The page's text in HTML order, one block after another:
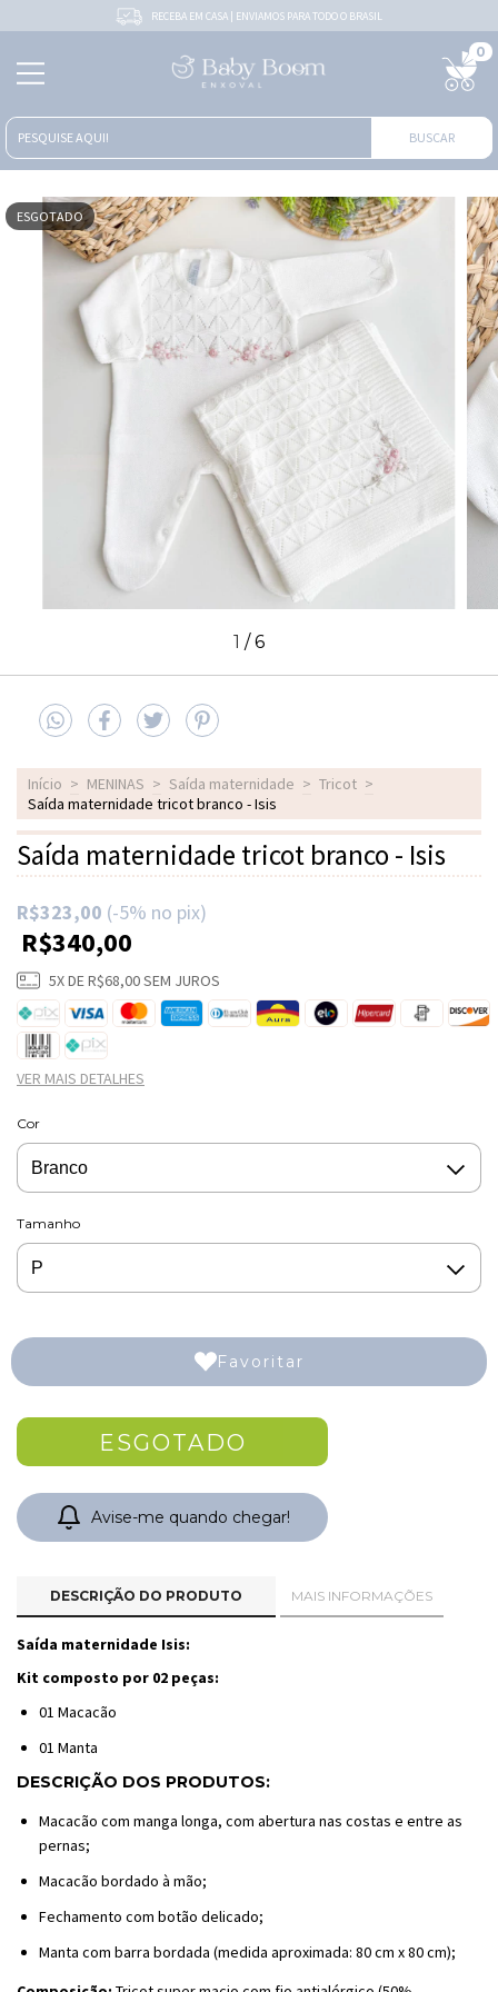
RECEBA EM CASA | ENVIAMOS PARA TODO O BRASIL
BUSCAR
0
ESGOTADO
1 /6
Início > MENINAS > Saída maternidade > Tricot >
Saída maternidade tricot branco - Isis
Saída maternidade tricot branco - Isis
R$323,00 (-5% no pix)
R$340,00
5X DE R$68,00SEM JUROS
VER MAIS DETALHES
Cor
Tamanho
Favoritar
Avise-me quando chegar!
DESCRIÇÃO DO PRODUTO MAIS INFORMAÇÕES
Saída maternidade Isis:
Kit composto por 02 peças:
01 Macacão
01 Manta
DESCRIÇÃO DOS PRODUTOS:
Macacão com manga longa, com abertura nas costas e entre as
pernas;
Macacão bordado à mão;
Fechamento com botão delicado;
Manta com barra bordada (medida aproximada: 80 cm x 80 cm);